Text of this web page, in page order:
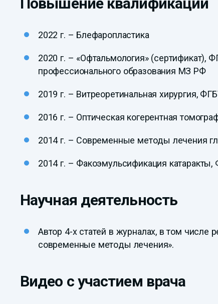
2022 г. – Блефаропластика
2020 г. – «Офтальмология»
профессионального образования МЗ РФ
2019 г. – Витреоретинальная хирургия,
2016 г. – Оптическая когерентная
2014 г. – Современные методы лечения
2014 г. – Факоэмульсификация
Научная деятельность
Автор 4-х статей в журналах, в том числе
современные методы лечения».
Видео с участием врача